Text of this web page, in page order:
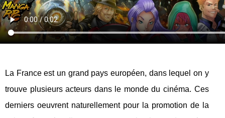
La France est un grand pays européen, dans lequel on y
trouve plusieurs acteurs dans le monde du cinéma. Ces
derniers oeuvrent naturellement pour la promotion de la